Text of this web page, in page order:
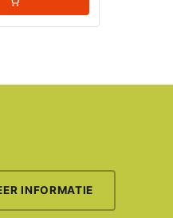
INFORMATIE